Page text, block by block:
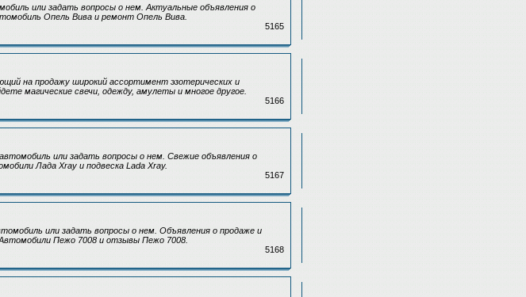
или задать вопросы о нем. Актуальные объявления о
Опель Вива и ремонт Опель Вива.
5165
на продажу широкий ассортимент эзотерических и
магические свечи, одежду, амулеты и многое другое.
5166
или задать вопросы о нем. Свежие объявления о
Лада Xray и подвеска Lada Xray.
5167
или задать вопросы о нем. Объявления о продаже и
Пежо 7008 и отзывы Пежо 7008.
5168